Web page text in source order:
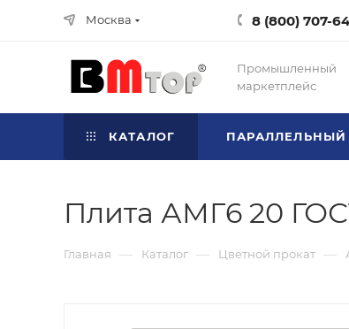
Москва 8 (800) 707-
Промышленный
маркетплейс
КАТАЛОГ
Плита АМГ6 20
Главная — Каталог — Цветной прокат —